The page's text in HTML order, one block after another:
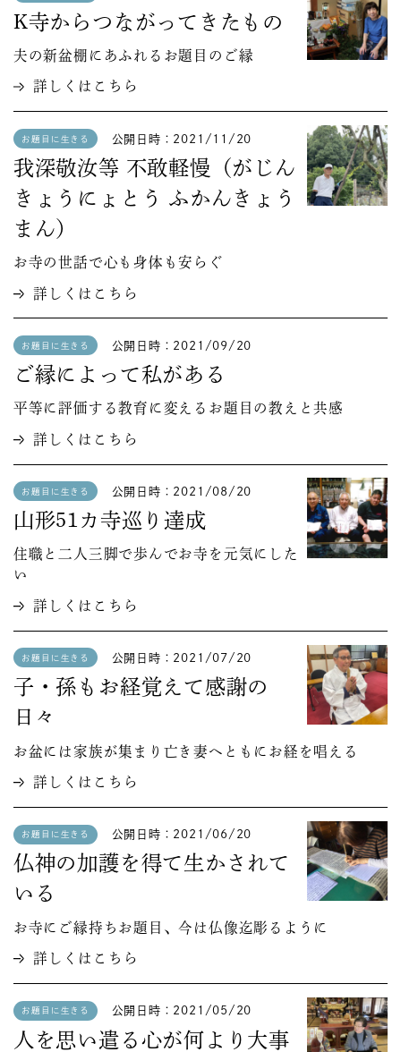
K寺からつながってきたもの
夫の新盆棚にあふれるお題目のご縁
詳しくはこちら
お題目に生きる 公開日時：2021/11/20
我深敬汝等 不敢軽慢（がじん
きょうにょとう ふかんきょう
まん）
お寺の世話で心も身体も安らぐ
詳しくはこちら
お題目に生きる 公開日時：2021/09/20
ご縁によって私がある
平等に評価する教育に変えるお題目の教えと共感
詳しくはこちら
お題目に生きる 公開日時：2021/08/20
山形51カ寺巡り達成
住職と二人三脚で歩んでお寺を元気にした
い
詳しくはこちら
お題目に生きる 公開日時：2021/07/20
子・孫もお経覚えて感謝の
日々
お盆には家族が集まり亡き妻へともにお経を唱える
詳しくはこちら
お題目に生きる 公開日時：2021/06/20
仏神の加護を得て生かされて
いる
お寺にご縁持ちお題目、今は仏像迄彫るように
詳しくはこちら
お題目に生きる 公開日時：2021/05/20
人を思い遣る心が何より大事